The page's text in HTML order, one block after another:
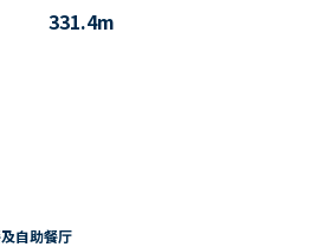
331.4m
自助餐厅